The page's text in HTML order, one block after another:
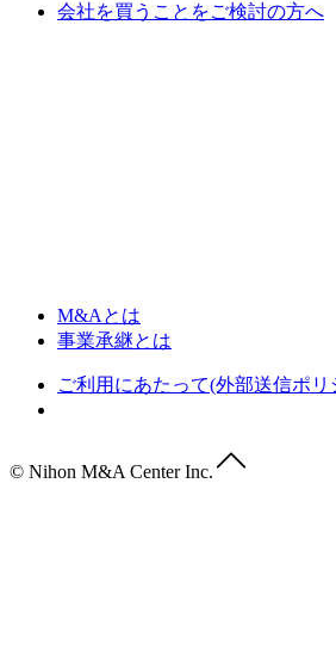
会社を買うことをご検討の方へ
M&Aとは
事業承継とは
ご利用にあたって(外部送信ポリ
© Nihon M&A Center Inc.